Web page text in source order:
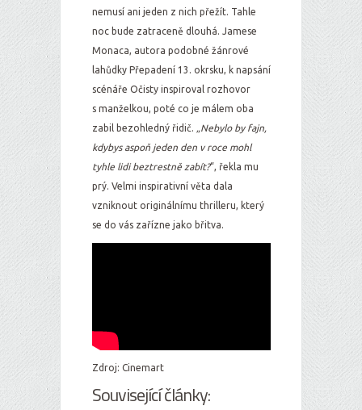
nemusí ani jeden z nich přežít. Tahle
noc bude zatraceně dlouhá. Jamese
Monaca, autora podobné žánrové
lahůdky Přepadení 13. okrsku, k napsání
scénáře Očisty inspiroval rozhovor
s manželkou, poté co je málem oba
zabil bezohledný řidič. „Nebylo by fajn,
kdybys aspoň jeden den v roce mohl
tyhle lidi beztrestně zabít?“, řekla mu
prý. Velmi inspirativní věta dala
vzniknout originálnímu thrilleru, který
se do vás zařízne jako břitva.
Zdroj: Cinemart
Související články: